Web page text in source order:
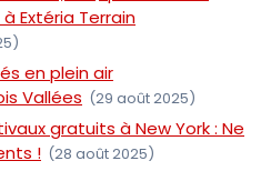
Extéria Terrain
en plein air
Vallées (29 août 2025)
gratuits à New York : Ne
! (28 août 2025)